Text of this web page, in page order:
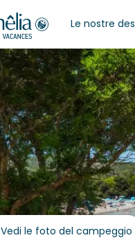
Le nostre
Vedi le foto del campeggio